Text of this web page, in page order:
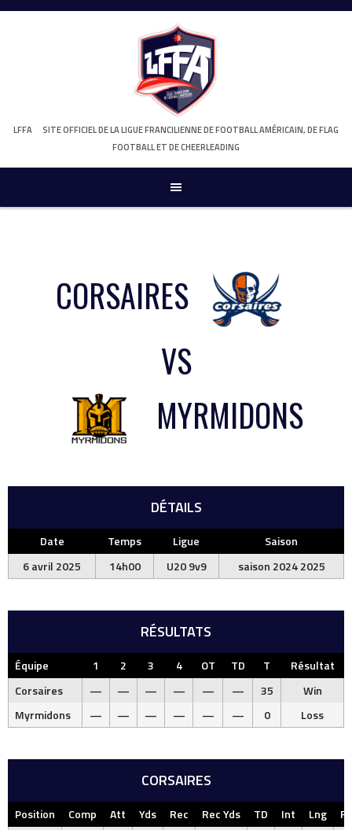
Skip
LFFA
SITE OFFICIEL DE LA LIGUE FRANCILIENNE DE FOOTBALL AMÉRICAIN, DE FLAG
FOOTBALL ET DE CHEERLEADING
CORSAIRES
VS
MYRMIDONS
DÉTAILS
Date Temps Ligue
Saison
6 avril 2025
14h00 U20 9v9 saison 2024 2025
RÉSULTATS
Équipe 1 2 3 4 OT TD T
Résultat
Corsaires
— — — — — — 35
Win
Myrmidons
— — — — — — 0 Loss
CORSAIRES
Position Comp Att Yds Rec Rec Yds TD Int Lng